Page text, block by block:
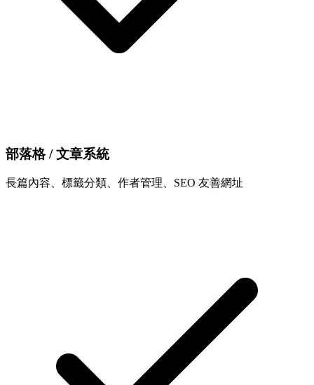
部落格 / 文章系統
長篇內容、標籤分類、作者管理、SEO 友善網址